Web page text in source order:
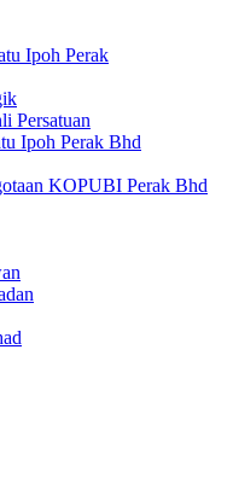
Ipoh Perak
Persatuan
Ipoh Perak Bhd
KOPUBI Perak Bhd